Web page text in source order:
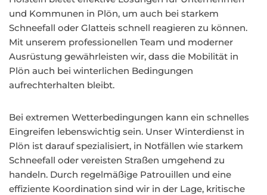
und Kommunen in Plön, um auch bei starkem
Schneefall oder Glatteis schnell reagieren zu können.
Mit unserem professionellen Team und moderner
Ausrüstung gewährleisten wir, dass die Mobilität in
Plön auch bei winterlichen Bedingungen
aufrechterhalten bleibt.
Bei extremen Wetterbedingungen kann ein schnelles
Eingreifen lebenswichtig sein. Unser Winterdienst in
Plön ist darauf spezialisiert, in Notfällen wie starkem
Schneefall oder vereisten Straßen umgehend zu
handeln. Durch regelmäßige Patrouillen und eine
effiziente Koordination sind wir in der Lage, kritische